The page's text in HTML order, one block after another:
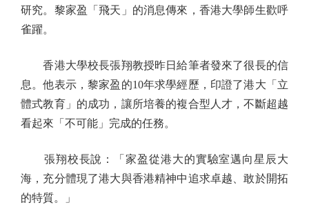
研究。黎家盈「飛天」的消息傳來，香港大學師生歡呼
雀躍。
香港大學校長張翔教授昨日給筆者發來了很長的信
息。他表示，黎家盈的10年求學經歷，印證了港大「立
體式教育」的成功，讓所培養的複合型人才，不斷超越
看起來「不可能」完成的任務。
張翔校長說：「家盈從港大的實驗室邁向星辰大
海，充分體現了港大與香港精神中追求卓越、敢於開拓
的特質。」